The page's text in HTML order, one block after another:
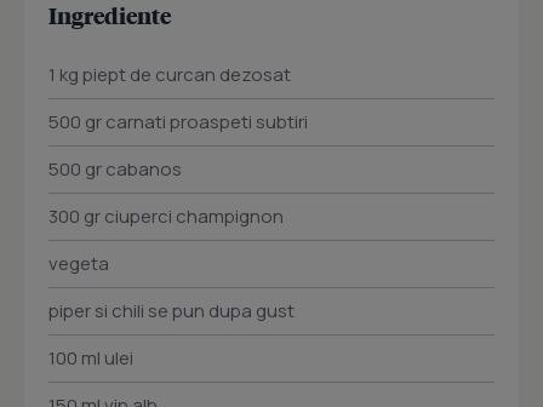
Ingrediente
1 kg piept de curcan dezosat
500 gr carnati proaspeti subtiri
500 gr cabanos
300 gr ciuperci champignon
vegeta
piper si chili se pun dupa gust
100 ml ulei